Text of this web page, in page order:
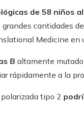
de 58 niños
cantidades
Medicine en
B altamente
rápidamente a la
tipo 2